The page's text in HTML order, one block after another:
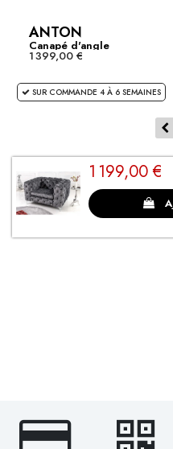
ANTON
Canapé d'angle
convertible...
1 399,00 €
SUR COMMANDE 4 À 6 SEMAINES
1 199,00 €
CLIENTS